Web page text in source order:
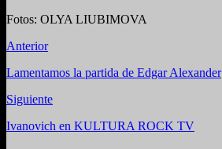
Fotos: OLYA LIUBIMOVA
Anterior
Lamentamos la partida de Edgar Alexander
Siguiente
Ivanovich en KULTURA ROCK TV